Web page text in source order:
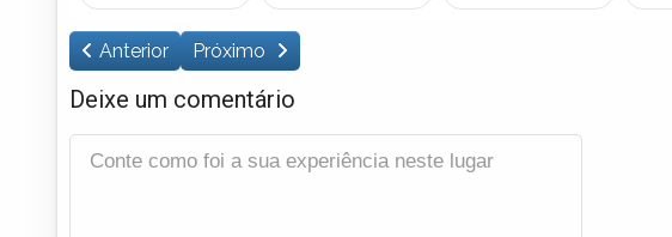
Anterior Próximo
Deixe um comentário